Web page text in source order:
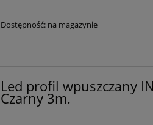
Dostępność: na magazynie
Led profil wpuszczany
Czarny 3m.